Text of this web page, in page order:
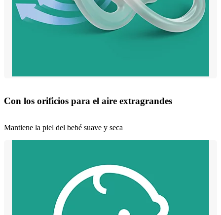
Con los orificios para el aire extragrandes
Mantiene la piel del bebé suave y seca